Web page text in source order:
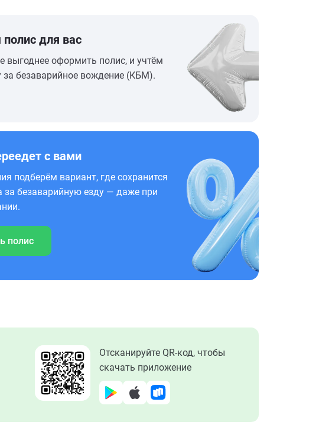
для вас
выгоднее оформить полис, и учтём
за безаварийное вождение (КБМ).
с вами
подберём вариант, где сохранится
за безаварийную езду — даже при
полис
Отсканируйте QR-код, чтобы
скачать приложение